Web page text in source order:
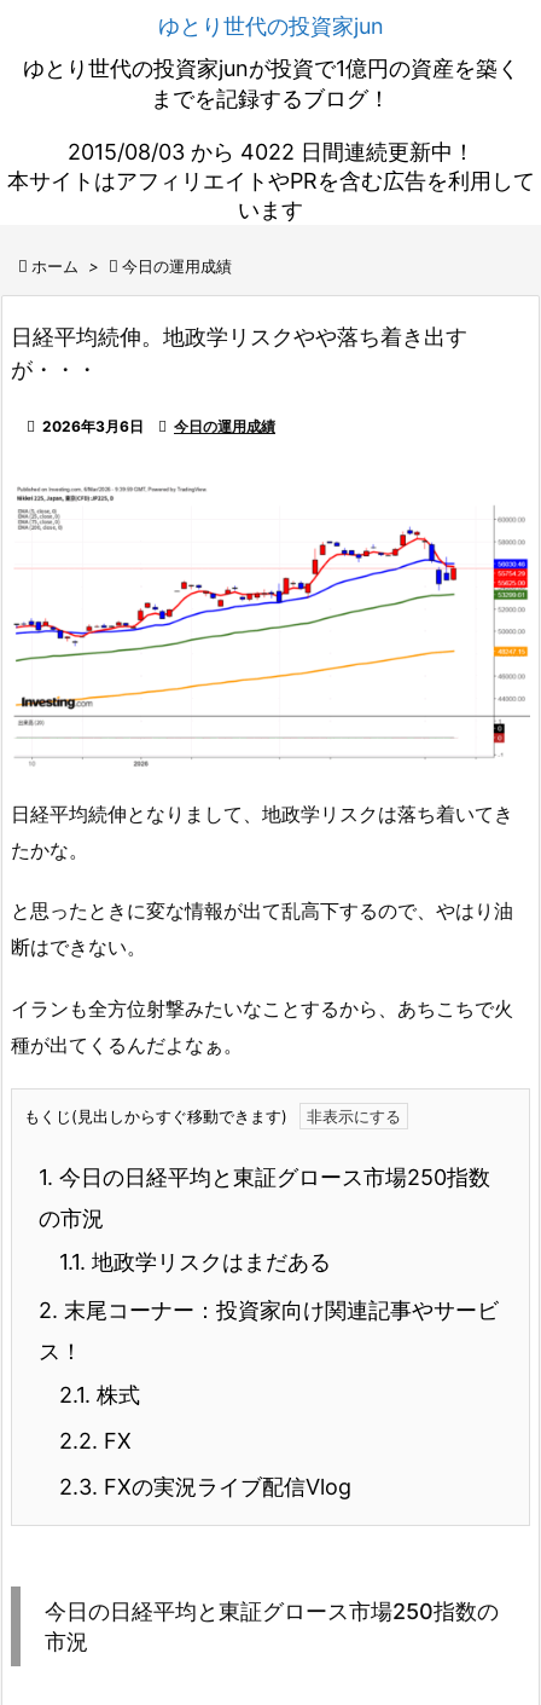
ゆとり世代の投資家jun
ゆとり世代の投資家junが投資で1億円の資産を築く
までを記録するブログ！
2015/08/03 から 4022 日間連続更新中！
本サイトはアフィリエイトやPRを含む広告を利用して
います
 ホーム >  今日の運用成績
日経平均続伸。地政学リスクやや落ち着き出す
が・・・
 2026年3月6日  今日の運用成績
日経平均続伸となりまして、地政学リスクは落ち着いてき
たかな。
と思ったときに変な情報が出て乱高下するので、やはり油
断はできない。
イランも全方位射撃みたいなことするから、あちこちで火
種が出てくるんだよなぁ。
もくじ(見出しからすぐ移動できます)
1. 今日の日経平均と東証グロース市場250指数
の市況
1.1. 地政学リスクはまだある
2. 末尾コーナー：投資家向け関連記事やサービ
ス！
2.1. 株式
2.2. FX
2.3. FXの実況ライブ配信Vlog
今日の日経平均と東証グロース市場250指数の
市況